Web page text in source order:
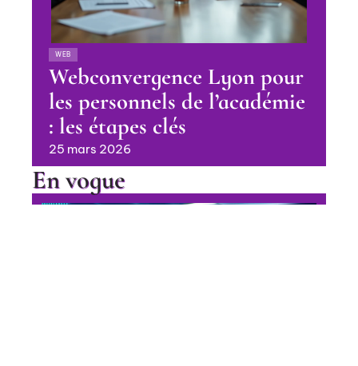
WEB
Webconvergence Lyon pour
les personnels de l’académie
: les étapes clés
25 mars 2026
En vogue